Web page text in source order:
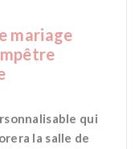
mariage
qui
la salle de